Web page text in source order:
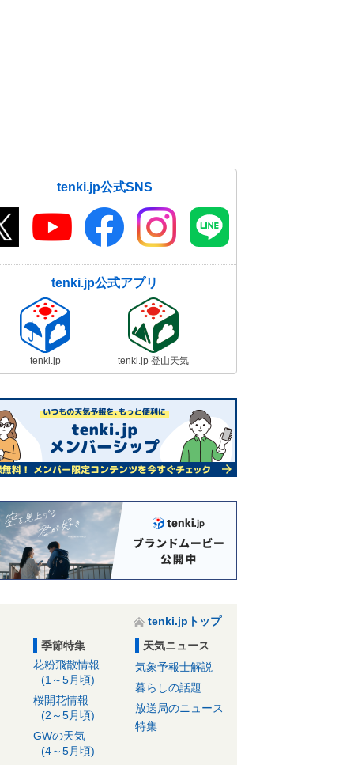
tenki.jp公式SNS
tenki.jp公式アプリ
tenki.jp tenki.jp 登山天気
tenki.jpトップ
季節特集
花粉飛散情報
(1～5月頃)
桜開花情報
(2～5月頃)
GWの天気
(4～5月頃)
天気ニュース
気象予報士解説
暮らしの話題
放送局のニュース
特集